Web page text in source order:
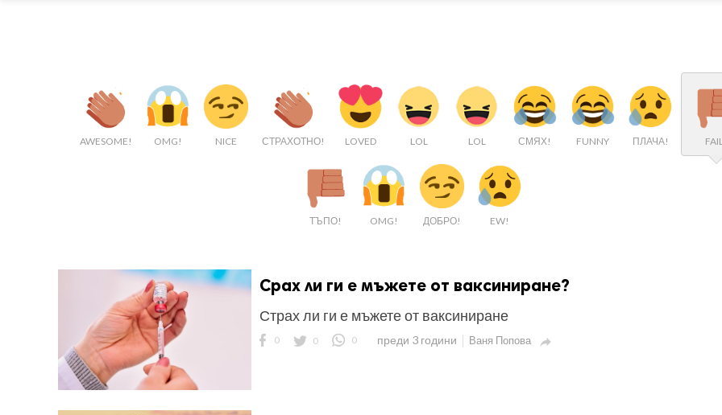
AWESOME! OMG! NICE СТРАХОТНО! LOVED LOL LOL СМЯХ! FUNNY ПЛАЧА!
ТЪПО! OMG! ДОБРО! EW!
Срах ли ги е мъжете от ваксиниране?
Страх ли ги е мъжете от ваксиниране
0 0 0 преди 3 години Ваня Попова 